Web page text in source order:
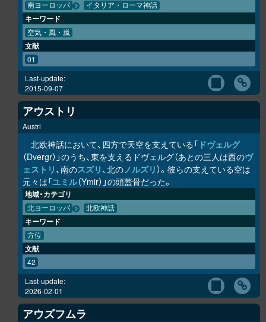
南ヨーロッパ イタリア・ローマ神話
キーワード
空気・風・嵐
文献
01
Last-update:
2015-09-07
アウストリ
Austri
北欧神話において、四方で天空を支えている「 ドヴェルグ
（Dvergr）」のうち、東を支えるドヴェルグ（あとの三人は西のヴ
ェストリ 、南のスズリ 、北のノルズリ）。彼らの支えている空は
元々は「ユミル（Ymir）」の頭蓋骨だった。
地域・カテゴリ
北ヨーロッパ 北欧神話
キーワード
方位
文献
42
Last-update:
2026-02-01
アウズフムラ